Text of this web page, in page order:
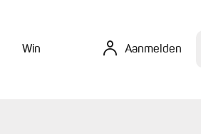
Win Aanmelden